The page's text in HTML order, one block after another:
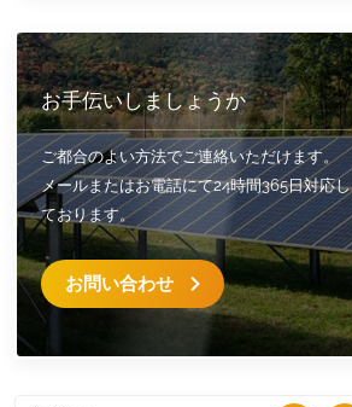
お手伝いしましょうか
ご都合のよい方法でご連絡いただけます。
メールまたはお電話にて24時間365日対応し
ております。
お問い合わせ